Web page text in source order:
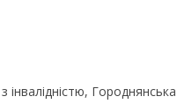
Городнянська